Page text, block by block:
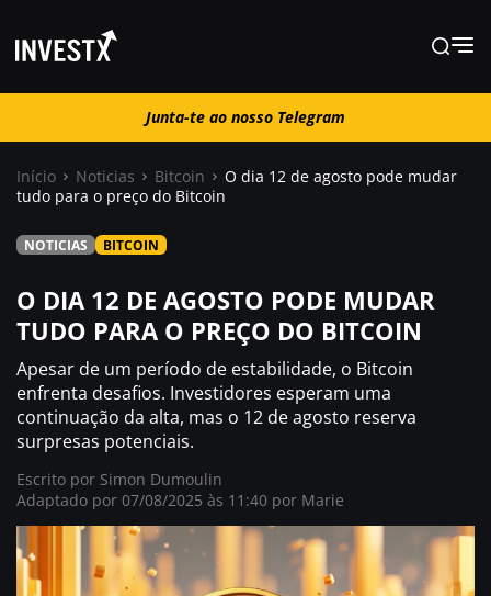
Junta-te ao nosso Telegram
Guias
Trading
Onde comprar ?
Casino
Junta-te ao nosso Telegram
Início Noticias Bitcoin
O dia 12 de agosto pode mudar
tudo para o preço do Bitcoin
NOTICIAS BITCOIN
O DIA 12 DE AGOSTO PODE MUDAR
TUDO PARA O PREÇO DO BITCOIN
Apesar de um período de estabilidade, o Bitcoin
enfrenta desafios. Investidores esperam uma
continuação da alta, mas o 12 de agosto reserva
surpresas potenciais.
Escrito por Simon Dumoulin
Adaptado por 07/08/2025 às 11:40 por Marie